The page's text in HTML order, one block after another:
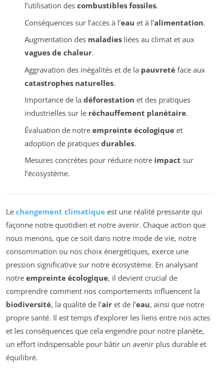
l’utilisation des combustibles fossiles.
Conséquences sur l’accès à l’eau et à l’alimentation.
Augmentation des maladiesliées au climat et aux
vagues de chaleur.
Aggravation des inégalités et de la pauvretéface aux
catastrophes naturelles.
Importance de la déforestation et des pratiques
industrielles sur le réchauffement planétaire.
Évaluation de notre empreinte écologiqueet
adoption de pratiques durables.
Mesures concrètes pour réduire notre impact sur
l’écosystème.
Le changement climatique est une réalité pressante qui
façonne notre quotidien et notre avenir. Chaque action que
nous menons, que ce soit dans notre mode de vie, notre
consommation ou nos choix énergétiques, exerce une
pression significative sur notre écosystème. En analysant
notre empreinte écologique, il devient crucial de
comprendre comment nos comportements influencent la
biodiversité, la qualité de l’air et de l’eau, ainsi que notre
propre santé. Il est temps d’explorer les liens entre nos actes
et les conséquences que cela engendre pour notre planète,
un effort indispensable pour bâtir un avenir plus durable et
équilibré.